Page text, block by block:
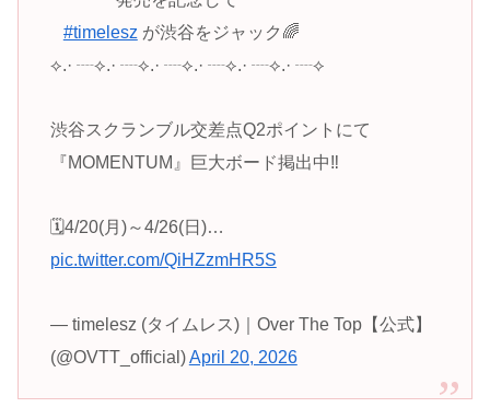
#timeleszが渋谷をジャック🌈
⟡.· ┈⟡.· ┈⟡.· ┈⟡.· ┈⟡.· ┈⟡.· ┈⟡
渋谷スクランブル交差点Q2ポイントにて
『MOMENTUM』巨大ボード掲出中‼️
🗓️4/20(月)～4/26(日)…
pic.twitter.com/QiHZzmHR5S
— timelesz (タイムレス)｜Over The Top【公式】
(@OVTT_official)April 20, 2026